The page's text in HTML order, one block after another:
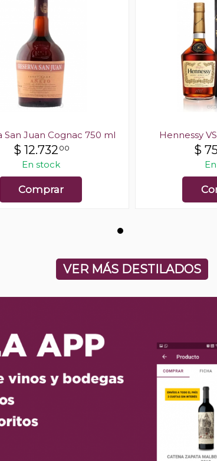
San Juan Cognac 750 ml
$ 12.732 00
En stock
Comprar
Hennessy
$
VER MÁS DESTILADOS